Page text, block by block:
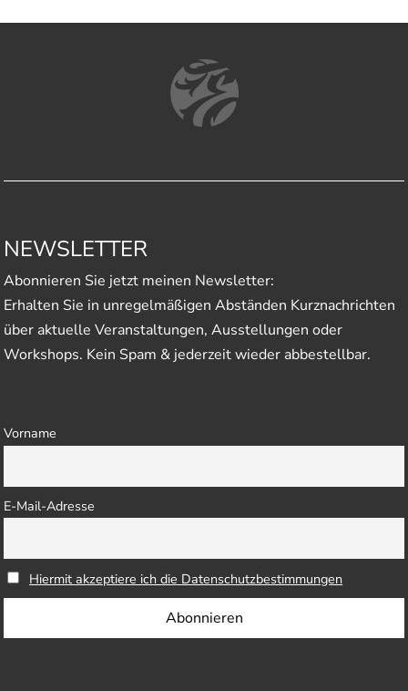
NEWSLETTER
Abonnieren Sie jetzt meinen Newsletter:
Erhalten Sie in unregelmäßigen Abständen Kurznachrichten
über aktuelle Veranstaltungen, Ausstellungen oder
Workshops. Kein Spam & jederzeit wieder abbestellbar.
Vorname
E-Mail-Adresse
Hiermit akzeptiere ich die Datenschutzbestimmungen